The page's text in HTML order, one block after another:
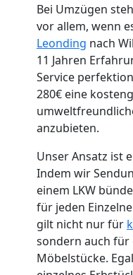
Bei Umzügen
vor allem, wenn
Leonding nach
11 Jahren
Service
280€ eine
anzubieten.
Unser Ansatz ist
Indem wir
einem LKW
für jeden
gilt nicht nur für
sondern auch für
Möbelstücke.
Leonding
Möbeltaxi
Leonding